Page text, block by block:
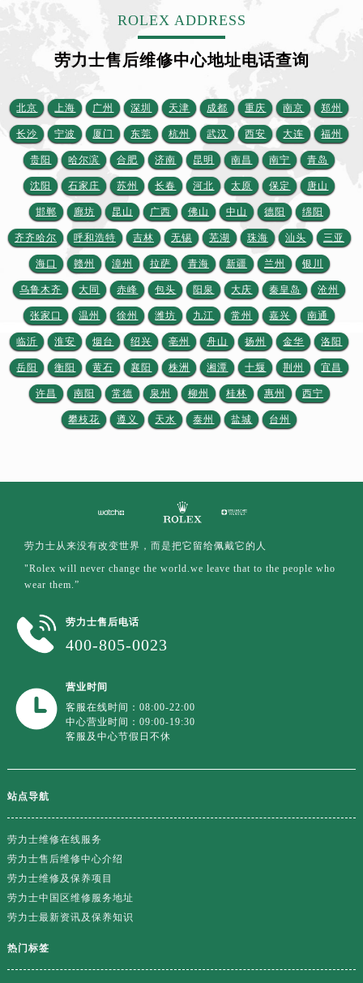
重庆市江北区观音桥步行街2号融恒时代广场9层902室劳力士售后服务中心（需提前预约）
新疆维吾尔自治区乌鲁木齐市天山区红山路26号时代广场（CCMALL）C座17层17-B劳力士售后服务中心（需提前预约）
浙江省温州市鹿城区锦绣路1067号置信广场10层1015室劳力士售后服务中心（需提前预约）
黑龙江省哈尔滨市道里区友谊西路600号富力中心T2座写字楼29层03室室劳力士售后服务中心（需提前预约）
辽宁省大连市中山区人民路15号国际金融大厦7层G室劳力士售后服务中心（需提前预约）
广东省佛山市禅城区季华五路57号万科金融中心C座12层1205室劳力士售后服务中心（需提前预约）
广东省东莞市东城街道鸿福东路1号民盈国贸中心T1写字楼9层907室劳力士售后服务中心（需提前预约）
江苏省无锡市梁溪区人民中路139号恒隆广场写字楼1座11层1104室劳力士售后服务中心（需提前预约）
江苏省南通市崇川区工农路57号圆融广场写字楼16层1603室劳力士售后服务中心（需提前预约）
江苏省苏州市苏州工业园区 星港街199号苏州中心办公楼C座22层08室劳力士售后服务中心（需提前预约）
湖北省武汉市江汉区解放大道686号世界贸易大厦38层09室劳力士售后服务中心（需提前预约）
广西省南宁市青秀区金湖路59号地王大厦12楼1224室劳力士售后服务中心（需提前预约）
安徽省合肥市蜀山区潜山路111号万象城华润大厦B座12楼03室劳力士售后服务中心（需提前预约）
福建省泉州市丰泽区宝洲路729号浦西万达中心写字楼A座7楼709室劳力士售后服务中心（需提前预约）
节假日正常营业！
ROLEX ADDRESS
劳力士售后维修中心地址电话查询
北京 上海 广州 深圳 天津 成都 重庆 南京 郑州
长沙 宁波 厦门 东莞 杭州 武汉 西安 大连 福州
贵阳 哈尔滨 合肥 济南 昆明 南昌 南宁 青岛
沈阳 石家庄 苏州 长春 河北 太原 保定 唐山
邯郸 廊坊 昆山 广西 佛山 中山 德阳 绵阳
齐齐哈尔 呼和浩特 吉林 无锡 芜湖 珠海 汕头 三亚
海口 赣州 漳州 拉萨 青海 新疆 兰州 银川
乌鲁木齐 大同 赤峰 包头 阳泉 大庆 秦皇岛 沧州
张家口 温州 徐州 潍坊 九江 常州 嘉兴 南通
临沂 淮安 烟台 绍兴 亳州 舟山 扬州 金华 洛阳
岳阳 衡阳 黄石 襄阳 株洲 湘潭 十堰 荆州 宜昌
许昌 南阳 常德 泉州 柳州 桂林 惠州 西宁
攀枝花 遵义 天水 泰州 盐城 台州
劳力士从来没有改变世界，而是把它留给佩戴它的人
"Rolex will never change the world.we leave that to the people who
wear them.”
劳力士售后电话
400-805-0023
营业时间
客服在线时间：08:00-22:00
中心营业时间：09:00-19:30
客服及中心节假日不休
站点导航
劳力士维修在线服务
劳力士售后维修中心介绍
劳力士维修及保养项目
劳力士中国区维修服务地址
劳力士最新资讯及保养知识
热门标签